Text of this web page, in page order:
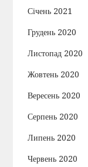
Січень 2021
Грудень 2020
Листопад 2020
Жовтень 2020
Вересень 2020
Серпень 2020
Липень 2020
Червень 2020